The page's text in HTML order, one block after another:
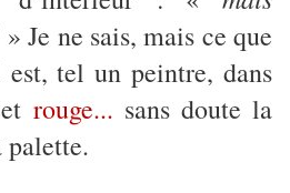
Je ne sais, mais ce que
est, tel un peintre, dans
et rouge... sans doute la
palette.